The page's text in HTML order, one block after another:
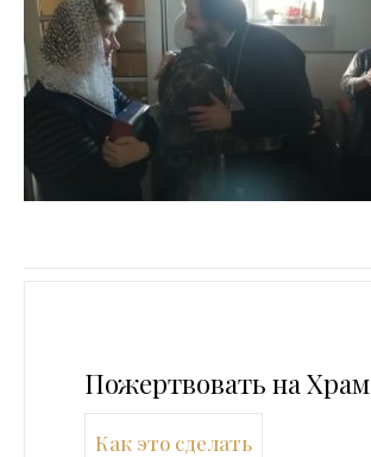
Пожертвовать на Храм
Как это сделать